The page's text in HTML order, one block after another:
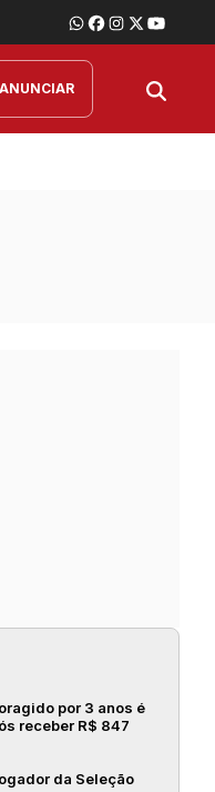
por 3 anos é
receber R$ 847
da Seleção